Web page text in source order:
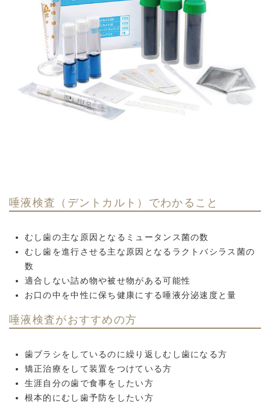
唾液検査（デントカルト）でわかること
むし歯の主な原因となるミュータンス菌の数
むし歯を進行させる主な原因となるラクトバシラス菌の
数
適合しない詰め物や被せ物がある可能性
お口の中を中性に保ち健康にする唾液分泌速度と量
唾液検査がおすすめの方
歯ブラシをしているのに繰り返しむし歯になる方
矯正治療をして装置をつけている方
生涯自分の歯で食事をしたい方
根本的にむし歯予防をしたい方